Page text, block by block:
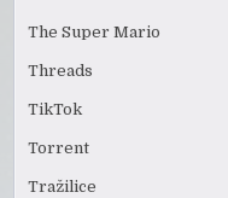
The Super Mario
Threads
TikTok
Torrent
Tražilice